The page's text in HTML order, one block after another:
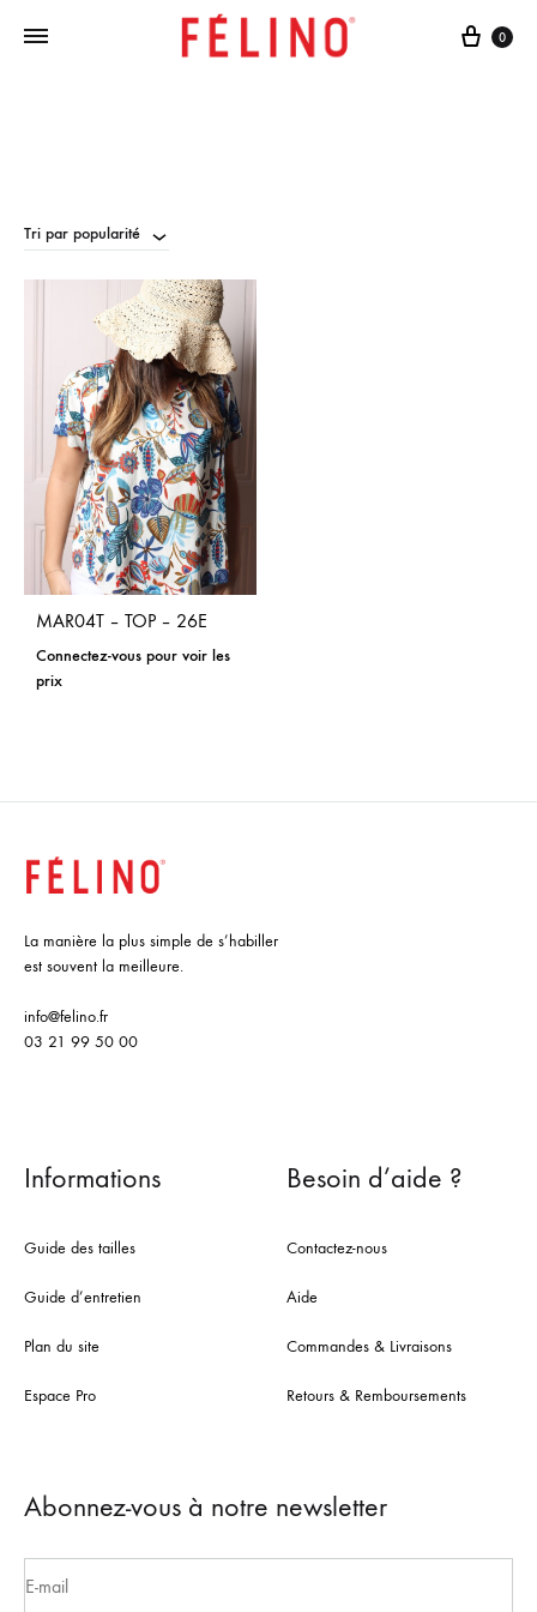
Cart
0
Tri par popularité
MAR04T – TOP – 26E
Connectez-vous pour voir les
prix
La manière la plus simple de s’habiller
est souvent la meilleure.
info@felino.fr
03 21 99 50 00
Informations
Guide des tailles
Guide d’entretien
Plan du site
Espace Pro
Besoin d’aide ?
Contactez-nous
Aide
Commandes & Livraisons
Retours & Remboursements
Abonnez-vous à notre newsletter